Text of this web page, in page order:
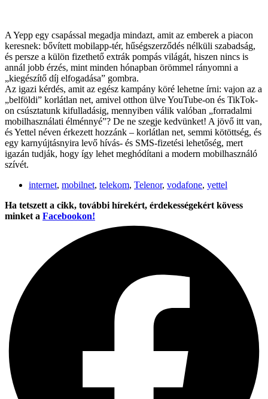
A Yepp egy csapással megadja mindazt, amit az emberek a piacon
keresnek: bővített mobilapp-tér, hűségszerződés nélküli szabadság,
és persze a külön fizethető extrák pompás világát, hiszen nincs is
annál jobb érzés, mint minden hónapban örömmel rányomni a
„kiegészítő díj elfogadása” gombra.
Az igazi kérdés, amit az egész kampány köré lehetne írni: vajon az a
„belföldi” korlátlan net, amivel otthon ülve YouTube-on és TikTok-
on csúsztatunk kifulladásig, mennyiben válik valóban „forradalmi
mobilhasználati élménnyé”? De ne szegje kedvünket! A jövő itt van,
és Yettel néven érkezett hozzánk – korlátlan net, semmi kötöttség, és
egy karnyújtásnyira levő hívás- és SMS-fizetési lehetőség, mert
igazán tudják, hogy így lehet meghódítani a modern mobilhasználó
szívét.
internet, mobilnet, telekom, Telenor, vodafone, yettel
Ha tetszett a cikk, további hírekért, érdekességekért kövess
minket a Facebookon!